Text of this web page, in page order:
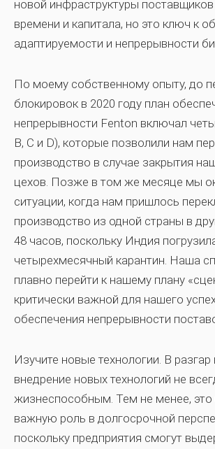
новой инфраструктуры поставщиков
времени и капитала, но это ключ к
адаптируемости и непрерывности
По моему собственному опыту, до
блокировок в 2020 году план
непрерывности Fenton включал
B, C и D), которые позволили нам
производство в случае закрытия
цехов. Позже в том же месяце мы
ситуации, когда нам пришлось
производство из одной страны в
48 часов, поскольку Индия
четырехмесячный карантин. Наша
плавно перейти к нашему плану
критически важной для нашего
обеспечения непрерывности
Изучите новые технологии. В разгар
внедрение новых технологий не
жизнеспособным. Тем не менее, это
важную роль в долгосрочной
поскольку предприятия смогут